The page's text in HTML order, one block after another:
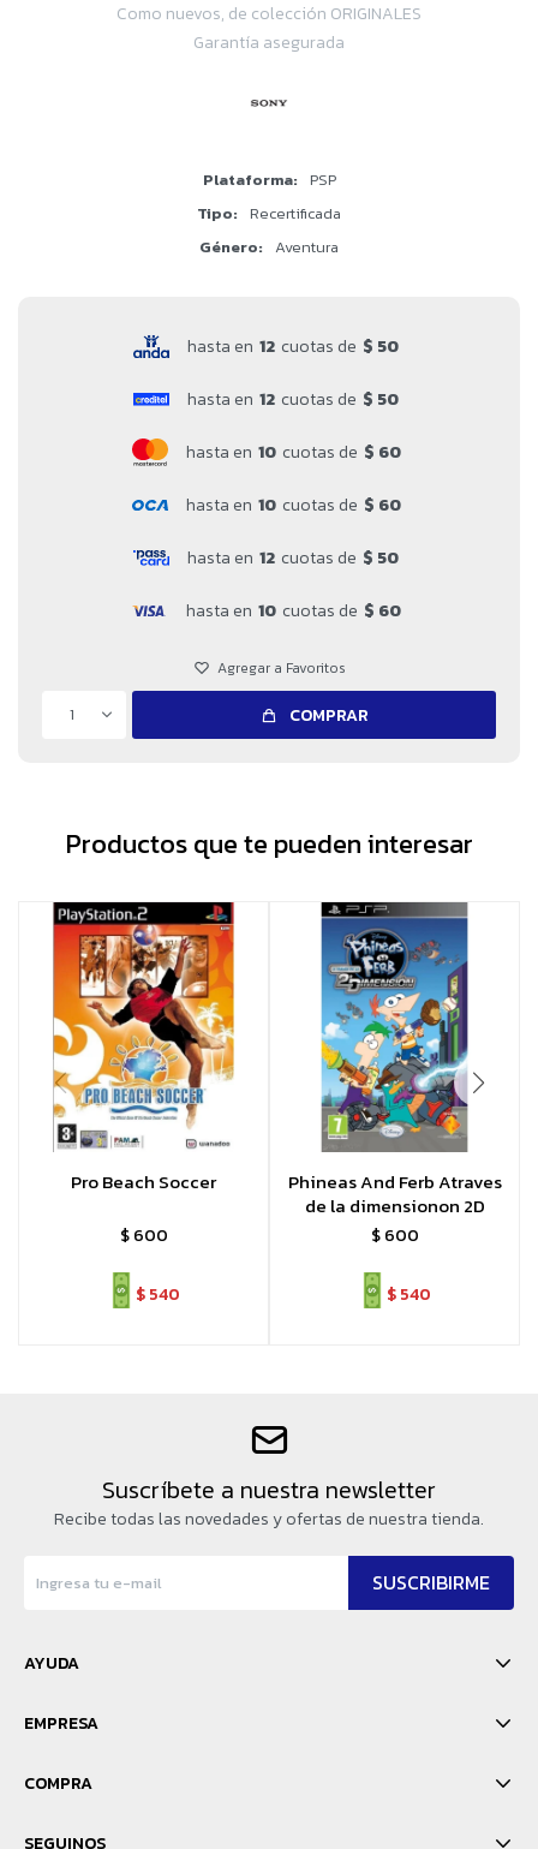
Como nuevos, de colección ORIGINALES
Garantía asegurada
Plataforma
PSP
Tipo
Recertificada
Género
Aventura
hasta en 12 cuotas de $ 50
hasta en 12 cuotas de $ 50
hasta en 10 cuotas de $ 60
hasta en 10 cuotas de $ 60
hasta en 12 cuotas de $ 50
hasta en 10 cuotas de $ 60
1 COMPRAR
Productos que te pueden interesar
Pro Beach Soccer
$ 600
$540
Phineas And Ferb Atraves
de la dimensionon 2D
$ 600
$540
Suscríbete a nuestra newsletter
Recibe todas las novedades y ofertas de nuestra tienda.
SUSCRIBIRME
AYUDA
EMPRESA
COMPRA
SEGUINOS